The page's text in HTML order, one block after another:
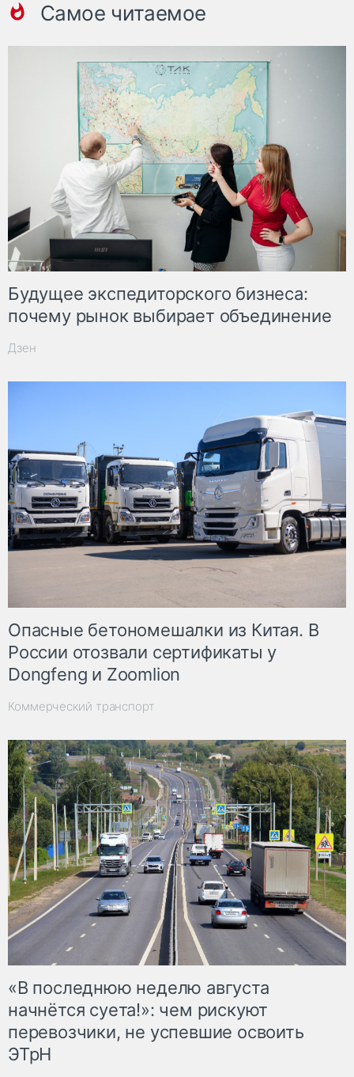
Самое читаемое
Будущее экспедиторского бизнеса:
почему рынок выбирает объединение
Дзен
Опасные бетономешалки из Китая. В
России отозвали сертификаты у
Dongfeng и Zoomlion
Коммерческий транспорт
«В последнюю неделю августа
начнётся суета!»: чем рискуют
перевозчики, не успевшие освоить
ЭТрН